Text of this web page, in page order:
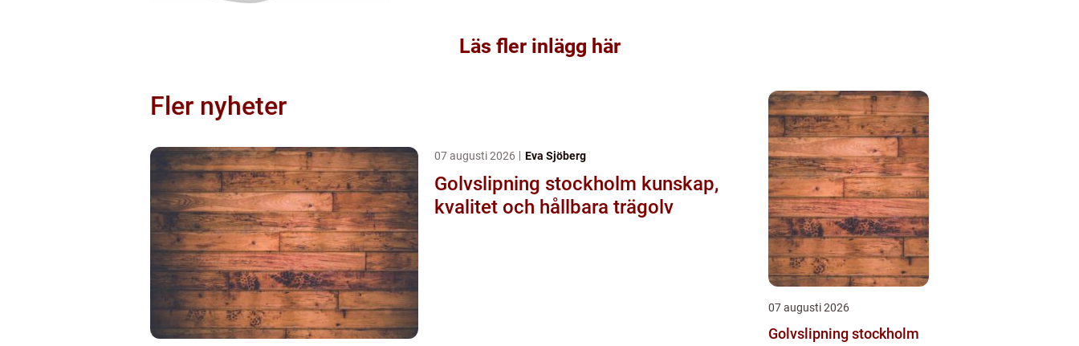
Läs fler inlägg här
Fler nyheter
07 augusti 2026 Eva Sjöberg
Golvslipning stockholm kunskap,
kvalitet och hållbara trägolv
07 augusti 2026
Golvslipning stockholm